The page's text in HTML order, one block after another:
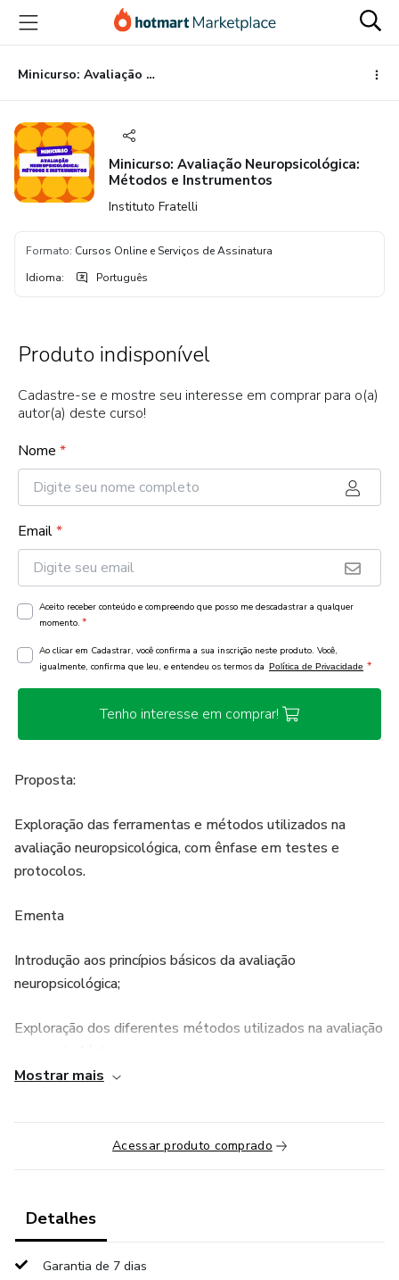
para
conteúdo
principal
para
pagamento
para
rodapé
Minicurso: Avaliação Neuropsicológica: Métodos e Instrumentos
Minicurso: Avaliação Neuropsicológica:
Métodos e Instrumentos
Instituto Fratelli
Formato: Cursos Online e Serviços de Assinatura
Idioma: Português
Produto indisponível
Cadastre-se e mostre seu interesse em comprar para o(a)
autor(a) deste curso!
Nome *
Email*
Aceito receber conteúdo e compreendo que posso me descadastrar a qualquer
momento. *
Ao clicar em Cadastrar, você confirma a sua inscrição neste produto. Você,
igualmente, confirma que leu, e entendeu os termos da Política de Privacidade *
Tenho interesse em comprar!
Proposta:
Exploração das ferramentas e métodos utilizados na
avaliação neuropsicológica, com ênfase em testes e
protocolos.
Ementa
Introdução aos princípios básicos da avaliação
neuropsicológica;
Exploração dos diferentes métodos utilizados na avaliação
prática clínica;
Mostrar mais
Acessar produto comprado
Detalhes
Garantia de 7 dias